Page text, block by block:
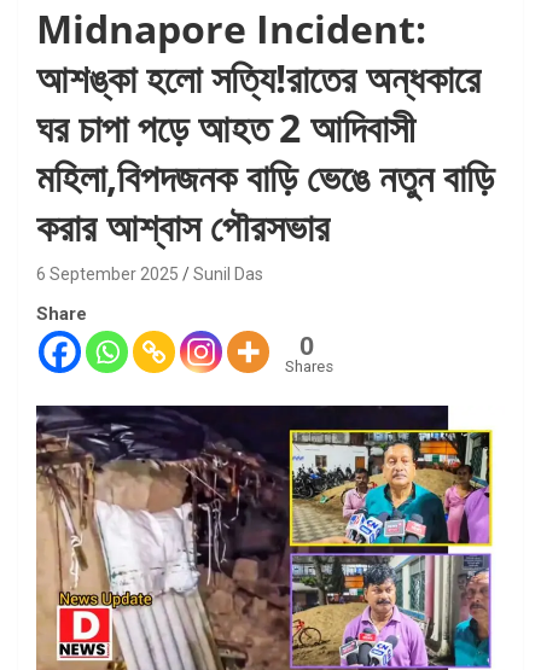
Midnapore Incident:
আশঙ্কা হলো সত্যি!রাতের অন্ধকারে
ঘর চাপা পড়ে আহত 2 আদিবাসী
মহিলা,বিপদজনক বাড়ি ভেঙে নতুন বাড়ি
করার আশ্বাস পৌরসভার
6 September 2025 Sunil Das
Share
0
Shares